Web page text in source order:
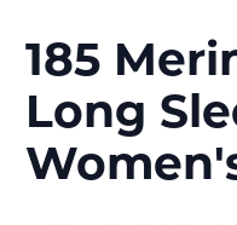
185
Long